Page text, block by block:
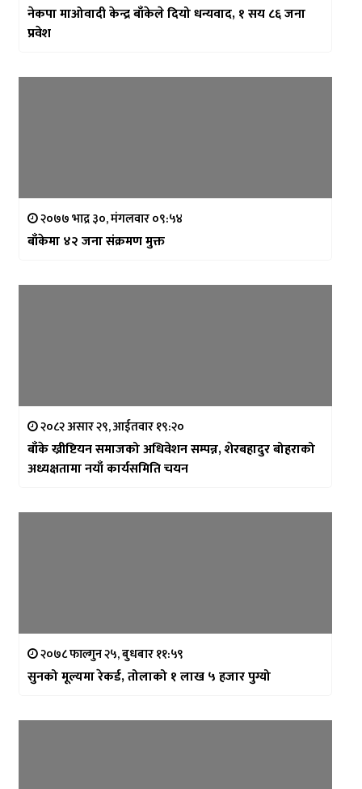
नेकपा माओवादी केन्द्र बाँकेले दियो धन्यवाद, १ सय ८६ जना
प्रवेश
२०७७ भाद्र ३०, मंगलवार ०९:५४
बाँकेमा ४२ जना संक्रमण मुक्त
२०८२ असार २९, आईतवार १९:२०
बाँके ख्रीष्टियन समाजको अधिवेशन सम्पन्न, शेरबहादुर बोहराको
अध्यक्षतामा नयाँ कार्यसमिति चयन
२०७८ फाल्गुन २५, बुधबार ११:५९
सुनको मूल्यमा रेकर्ड, तोलाको १ लाख ५ हजार पुग्यो